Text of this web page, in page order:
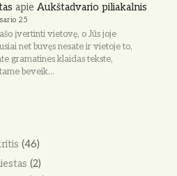
apie Aukštadvario piliakalnis
25
įvertinti vietovę, o Jūs joje
net buvęs nesate ir vietoje to,
gramatines klaidas tekste,
beveik…
(46)
(2)